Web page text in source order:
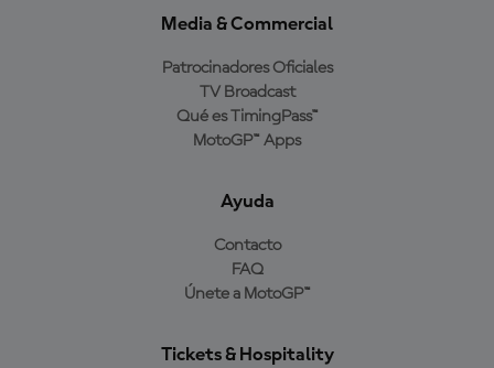
Media & Commercial
Patrocinadores Oficiales
TV Broadcast
Qué es TimingPass™
MotoGP™ Apps
Ayuda
Contacto
FAQ
Únete a MotoGP™
Tickets & Hospitality